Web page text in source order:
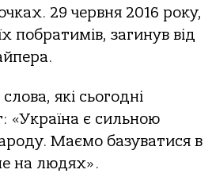
29 червня 2016 року,
побратимів, загинув від
які сьогодні
«Україна є сильною
Маємо базуватися в
на людях».